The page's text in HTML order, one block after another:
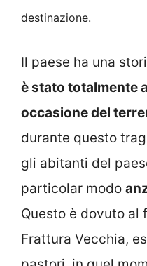
destinazione.
Il paese ha una
è stato totalmente
occasione del
durante questo
gli abitanti del
particolar modo
Questo è dovuto al
Frattura Vecchia,